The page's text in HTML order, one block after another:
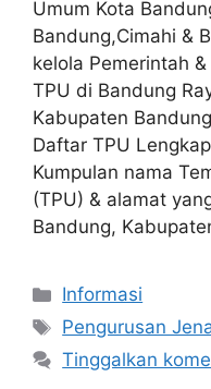
Umum Kota
Bandung,Cimahi &
kelola Pemerintah
TPU di Bandung
Kabupaten
Daftar TPU
Kumpulan nama
(TPU) & alamat
Bandung,
Kategori
Informasi
Tag
Pengurusan
Tinggalkan